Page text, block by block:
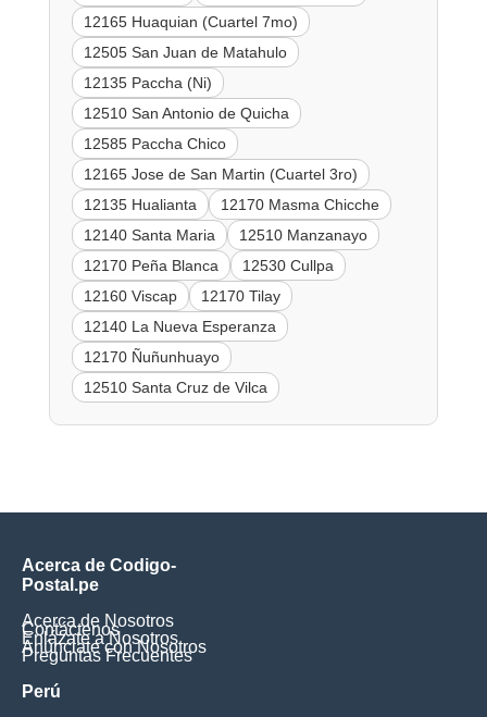
12165 Huaquian (Cuartel 7mo)
12505 San Juan de Matahulo
12135 Paccha (Ni)
12510 San Antonio de Quicha
12585 Paccha Chico
12165 Jose de San Martin (Cuartel 3ro)
12135 Hualianta
12170 Masma Chicche
12140 Santa Maria
12510 Manzanayo
12170 Peña Blanca
12530 Cullpa
12160 Viscap
12170 Tilay
12140 La Nueva Esperanza
12170 Ñuñunhuayo
12510 Santa Cruz de Vilca
Acerca de Codigo-
Postal.pe
Acerca de Nosotros
Contáctenos
Enlázate a Nosotros
Anúnciate con Nosotros
Preguntas Frecuentes
Perú